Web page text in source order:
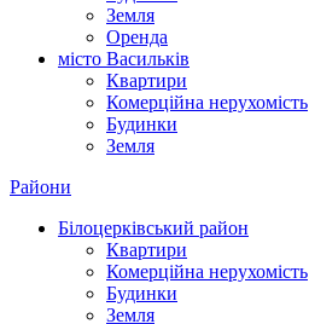
Земля
Оренда
місто Василькiв
Квартири
Комерційна нерухомість
Будинки
Земля
Райони
Білоцерківський район
Квартири
Комерційна нерухомість
Будинки
Земля